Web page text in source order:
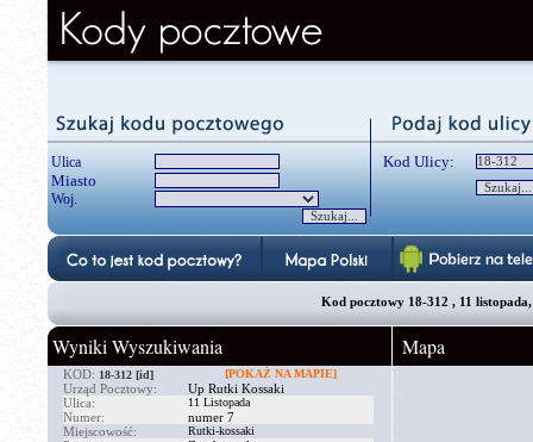
Ulica
Miasto
Woj.
Kod Ulicy:
Kod pocztowy 18-312 , 11
Wyniki Wyszukiwania
KOD: 18-312 [id] [POKAŻ NA MAPIE]
Urząd Pocztowy:
Up Rutki Kossaki
Ulica:
11 Listopada
Numer:
numer 7
Miejscowość:
Rutki-kossaki
Mapa